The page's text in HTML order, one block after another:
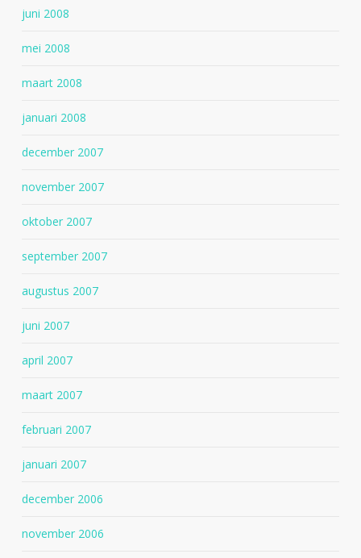
juni 2008
mei 2008
maart 2008
januari 2008
december 2007
november 2007
oktober 2007
september 2007
augustus 2007
juni 2007
april 2007
maart 2007
februari 2007
januari 2007
december 2006
november 2006